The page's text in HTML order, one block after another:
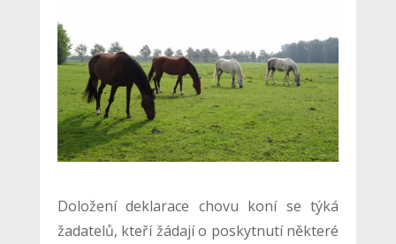
Doložení deklarace chovu koní se týká
žadatelů, kteří žádají o poskytnutí některé